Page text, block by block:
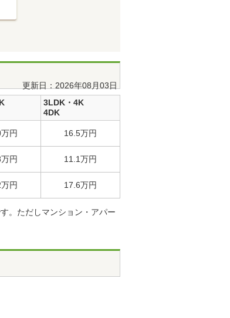
更新日：2026年08月03日
3LDK・4K
4DK
円 16.5万円
円 11.1万円
円 17.6万円
。ただしマンション・アパー